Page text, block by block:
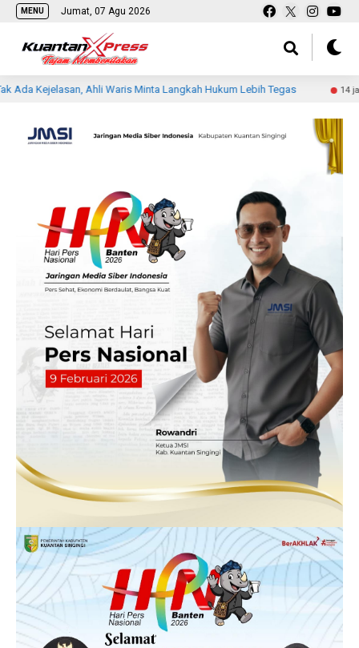
MENU Jumat, 07 Agu 2026
Ahli Waris Minta Langkah Hukum Lebih Tegas 14 jam lalu